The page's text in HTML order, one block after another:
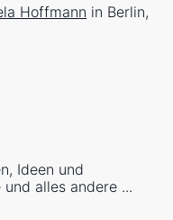
Hoffmann in Berlin,
Ideen und
alles andere ...